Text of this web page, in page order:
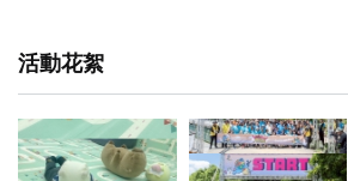
活動花絮